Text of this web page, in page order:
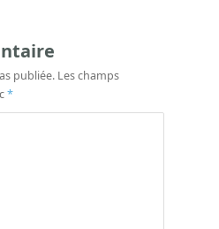
publiée. Les champs
*